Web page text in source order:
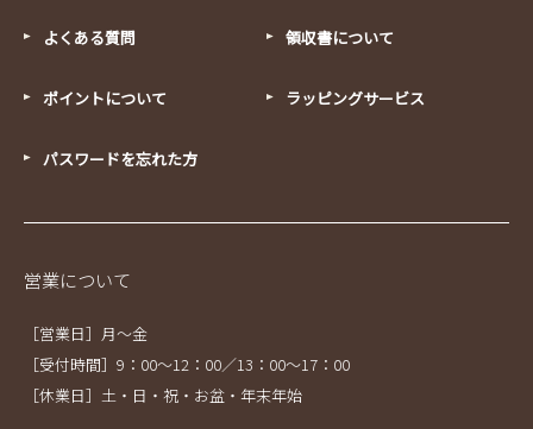
よくある質問 領収書について
ポイントについて ラッピングサービス
パスワードを忘れた方
営業について
［営業日］月～金
［受付時間］9：00～12：00／13：00～17：00
［休業日］土・日・祝・お盆・年末年始